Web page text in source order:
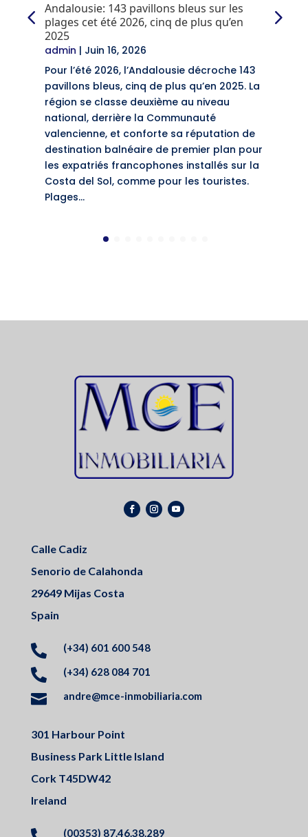
Andalousie: 143 pavillons bleus sur les
plages cet été 2026, cinq de plus qu’en
2025
admin | Juin 16, 2026
Pour l’été 2026, l’Andalousie décroche 143
pavillons bleus, cinq de plus qu’en 2025. La
région se classe deuxième au niveau
national, derrière la Communauté
valencienne, et conforte sa réputation de
destination balnéaire de premier plan pour
les expatriés francophones installés sur la
Costa del Sol, comme pour les touristes.
Plages…
Calle Cadiz
Senorio de Calahonda
29649 Mijas Costa
Spain
 (+34) 601 600 548
 (+34) 628 084 701
 andre@mce-inmobiliaria.com
301 Harbour Point
Business Park Little Island
Cork T45DW42
Ireland
(00353) 87.46.38.289